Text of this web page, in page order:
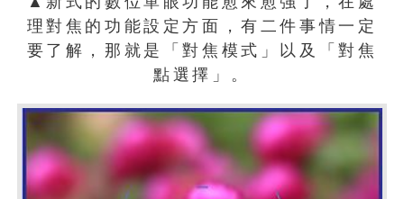
理對焦的功能設定方面，有二件事情一定
要了解，那就是「對焦模式」以及「對焦
點選擇」。